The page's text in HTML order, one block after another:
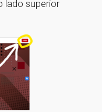
lado superior